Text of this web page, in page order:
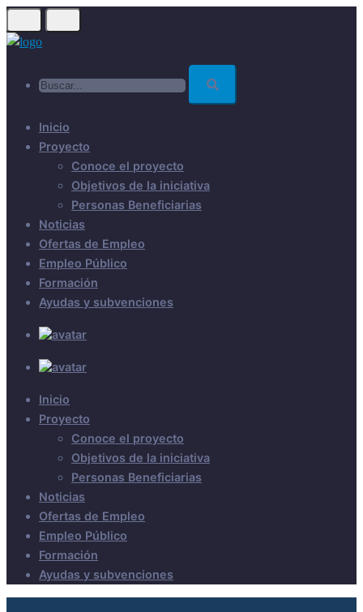
Skip
to
Inicio
Proyecto
Conoce el proyecto
Objetivos de la iniciativa
Personas Beneficiarias
Noticias
Ofertas de Empleo
Empleo Público
Formación
Ayudas y subvenciones
Inicio
Proyecto
Conoce el proyecto
Objetivos de la iniciativa
Personas Beneficiarias
Noticias
Ofertas de Empleo
Empleo Público
Formación
Ayudas y subvenciones